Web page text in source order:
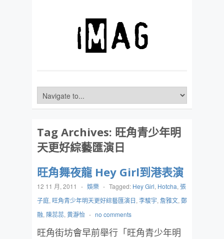
Tag Archives: 旺角青少年明
天更好綜藝匯演日
旺角舞夜龍 Hey Girl到港表演
12 11 月, 2011 - 娛樂 - Tagged: Hey Girl, Hotcha, 張
子庭, 旺角青少年明天更好綜藝匯演日, 李駿宇, 詹雅文, 鄭
融, 陳蕊蕊, 黄瀞怡 - no comments
旺角街坊會早前舉行「旺角青少年明